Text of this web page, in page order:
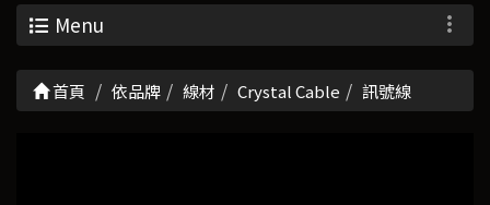
Menu
首頁 依品牌 線材 Crystal Cable 訊號線